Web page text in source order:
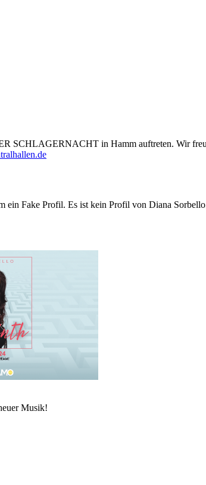
SCHLAGERNACHT in Hamm auftreten. Wir
ein Fake Profil. Es ist kein Profil von Diana
Musik!